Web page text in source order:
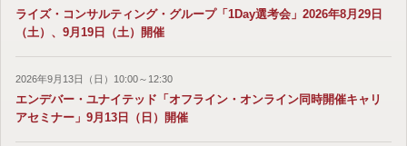
ライズ・コンサルティング・グループ「1Day選考会」2026年8月29日
（土）、9月19日（土）開催
2026年9月13日（日）10:00～12:30
エンデバー・ユナイテッド「オフライン・オンライン同時開催キャリ
アセミナー」9月13日（日）開催